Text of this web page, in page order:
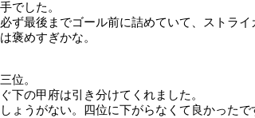
でした。
ず最後までゴール前に詰めていて、ストライ
褒めすぎかな。
位。
下の甲府は引き分けてくれました。
ょうがない。四位に下がらなくて良かったで